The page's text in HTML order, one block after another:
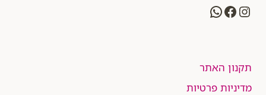
Instagram
Facebook
WhatsApp
תקנון האתר
מדיניות פרטיות